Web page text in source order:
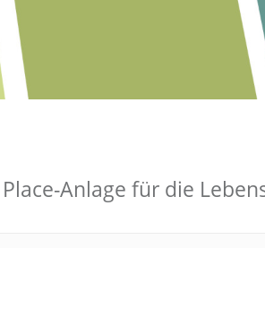
Anlage für die